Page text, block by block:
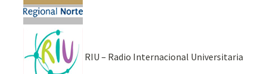
RIU – Radio Internacional Universitaria